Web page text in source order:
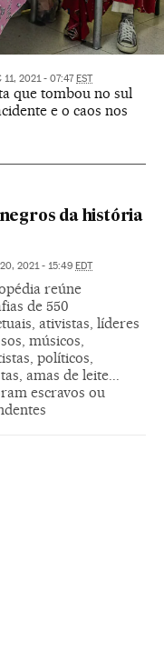
11, 2021 - 07:47 EST
que tombou no sul
e o caos nos
da história
2021 - 15:49 EDT
reúne
de 550
ativistas, líderes
músicos,
políticos,
amas de leite...
escravos ou